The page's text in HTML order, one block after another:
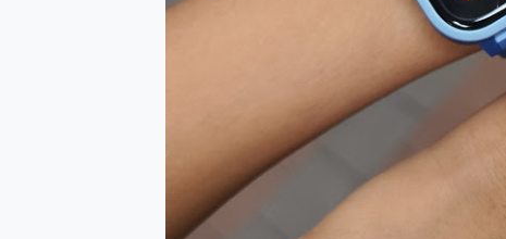
開箱~變身「蜘蛛人」椅子
iPhone 17 系列 有認證的
DJI Osmo Pocket 3 爽爽帶
小巧好吸不擋鏡頭 有Qi2認
會走動的冷暖氣 SONY
寶可夢飛人外掛iToolab
百倍變焦實測~ vivo X200
超好用的 PLAUD NotePin
COMPUTEX 2025 來囉！
自帶線的 有線無線都能充